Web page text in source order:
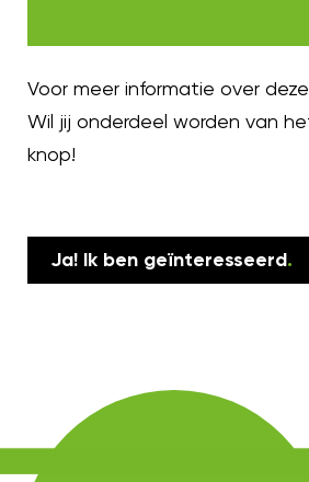
Voor meer informatie over
Wil jij onderdeel worden van
knop!
Ja! Ik ben geïnteresseerd.